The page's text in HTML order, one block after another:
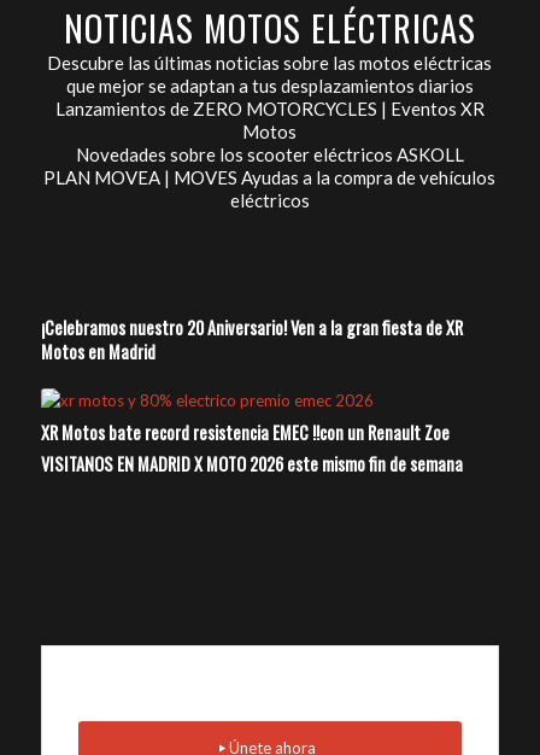
NOTICIAS MOTOS ELÉCTRICAS
Descubre las últimas noticias sobre las motos eléctricas
que mejor se adaptan a tus desplazamientos diarios
Lanzamientos de ZERO MOTORCYCLES | Eventos XR
Motos
Novedades sobre los scooter eléctricos ASKOLL
PLAN MOVEA | MOVES Ayudas a la compra de vehículos
eléctricos
¡Celebramos nuestro 20 Aniversario! Ven a la gran fiesta de XR
Motos en Madrid
XR Motos bate record resistencia EMEC !!con un Renault Zoe
VISITANOS EN MADRID X MOTO 2026 este mismo fin de semana
Únete ahora